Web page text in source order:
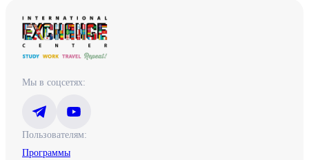
Мы в соцсетях:
Пользователям:
Программы